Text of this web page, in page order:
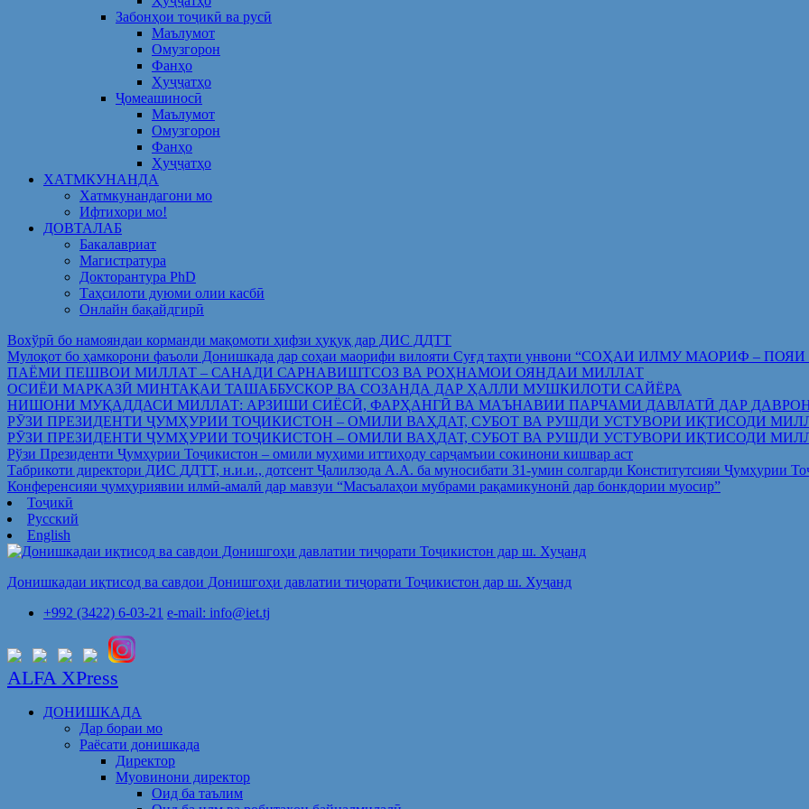
Забонҳои тоҷикӣ ва русӣ
Маълумот
Омузгорон
Фанҳо
Ҳуҷҷатҳо
Ҷомеашиносӣ
Маълумот
Омузгорон
Фанҳо
Ҳуҷҷатҳо
ХАТМКУНАНДА
Хатмкунандагони мо
Ифтихори мо!
ДОВТАЛАБ
Бакалавриат
Магистратура
Докторантура PhD
Таҳсилоти дуюми олии касбӣ
Онлайн бақайдгирӣ
Вохўрӣ бо намояндаи корманди мақомоти ҳифзи ҳуқуқ дар ДИС ДДТТ
Мулоқот бо ҳамкорони фаъоли Донишкада дар соҳаи маорифи вилояти Суғд таҳти унвони “СОҲАИ ИЛМУ МАОРИФ
ПАЁМИ ПЕШВОИ МИЛЛАТ – САНАДИ САРНАВИШТСОЗ ВА РОҲНАМОИ ОЯНДАИ МИЛЛАТ
ОСИЁИ МАРКАЗӢ МИНТАҚАИ ТАШАББУСКОР ВА СОЗАНДА ДАР ҲАЛЛИ МУШКИЛОТИ САЙЁРА
НИШОНИ МУҚАДДАСИ МИЛЛАТ: АРЗИШИ СИЁСӢ, ФАРҲАНГӢ ВА МАЪНАВИИ ПАРЧАМИ ДАВЛАТӢ ДАР
РӮЗИ ПРЕЗИДЕНТИ ҶУМҲУРИИ ТОҶИКИСТОН – ОМИЛИ ВАҲДАТ, СУБОТ ВА РУШДИ УСТУВОРИ ИҚТИСОДИ
РӮЗИ ПРЕЗИДЕНТИ ҶУМҲУРИИ ТОҶИКИСТОН – ОМИЛИ ВАҲДАТ, СУБОТ ВА РУШДИ УСТУВОРИ ИҚТИСОДИ
Рўзи Президенти Ҷумҳурии Тоҷикистон – омили муҳими иттиҳоду сарҷамъии сокинони кишвар аст
Табрикоти директори ДИС ДДТТ, н.и.и., дотсент Ҷалилзода А.А. ба муносибати 31-умин солгарди Конститутсияи Ҷумҳурии
Конференсияи ҷумҳуриявии илмӣ-амалӣ дар мавзуи “Масъалаҳои мубрами рақамикунонӣ дар бонкдории муосир”
Тоҷикӣ
Русский
English
Донишкадаи иқтисод ва савдои Донишгоҳи давлатии тиҷорати Тоҷикистон дар ш. Хуҷанд
+992 (3422) 6-03-21 e-mail: info@iet.tj
ALFA XPress
ДОНИШКАДА
Дар бораи мо
Раёсати донишкада
Директор
Муовинони директор
Оид ба таълим